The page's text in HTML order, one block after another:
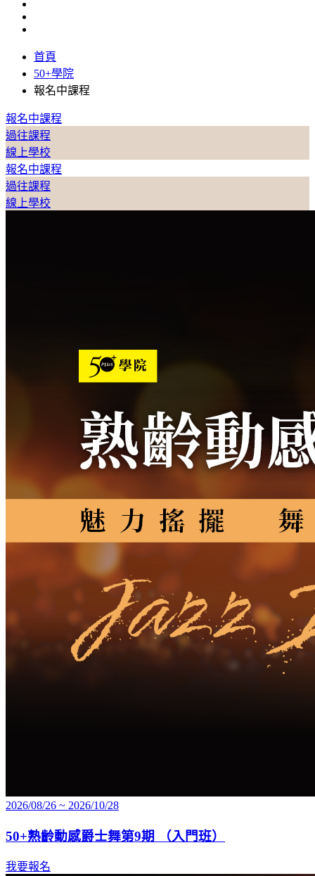
首頁
50+學院
報名中課程
報名中課程
過往課程
線上學校
報名中課程
過往課程
線上學校
2026/08/26 ~ 2026/10/28
50+熟齡動感爵士舞第9期 （入門班）
我要報名